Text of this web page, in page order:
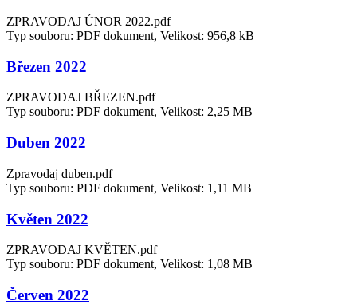
ZPRAVODAJ ÚNOR 2022.pdf
Typ souboru: PDF dokument, Velikost: 956,8 kB
Březen 2022
ZPRAVODAJ BŘEZEN.pdf
Typ souboru: PDF dokument, Velikost: 2,25 MB
Duben 2022
Zpravodaj duben.pdf
Typ souboru: PDF dokument, Velikost: 1,11 MB
Květen 2022
ZPRAVODAJ KVĚTEN.pdf
Typ souboru: PDF dokument, Velikost: 1,08 MB
Červen 2022